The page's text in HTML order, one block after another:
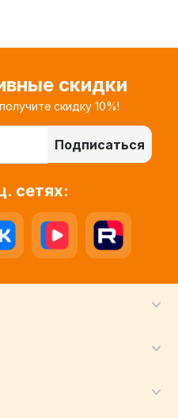
скидки
скидку 10%!
Подписаться
сетях: